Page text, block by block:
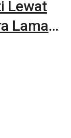
Lewat
Lama